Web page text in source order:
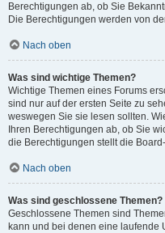
Berechtigungen ab, ob Sie
Die Berechtigungen werden von
Nach oben
Was sind wichtige Themen?
Wichtige Themen eines Forums
sind nur auf der ersten Seite zu
weswegen Sie sie lesen sollten.
Ihren Berechtigungen ab, ob Sie
die Berechtigungen stellt die
Nach oben
Was sind geschlossene Themen?
Geschlossene Themen sind
kann und bei denen eine laufende